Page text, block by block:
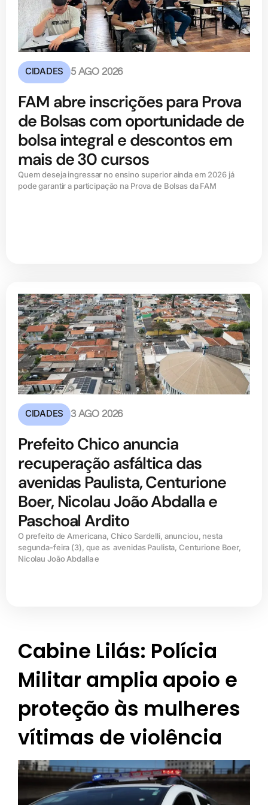
CIDADES 5 AGO 2026
FAM abre inscrições para Prova
de Bolsas com oportunidade de
bolsa integral e descontos em
mais de 30 cursos
Quem deseja ingressar no ensino superior ainda em 2026 já
pode garantir a participação na Prova de Bolsas da FAM
CIDADES 3 AGO 2026
Prefeito Chico anuncia
recuperação asfáltica das
avenidas Paulista, Centurione
Boer, Nicolau João Abdalla e
Paschoal Ardito
O prefeito de Americana, Chico Sardelli, anunciou, nesta
segunda-feira (3), que as avenidas Paulista, Centurione Boer,
Nicolau João Abdalla e
Cabine Lilás: Polícia
Militar amplia apoio e
proteção às mulheres
vítimas de violência